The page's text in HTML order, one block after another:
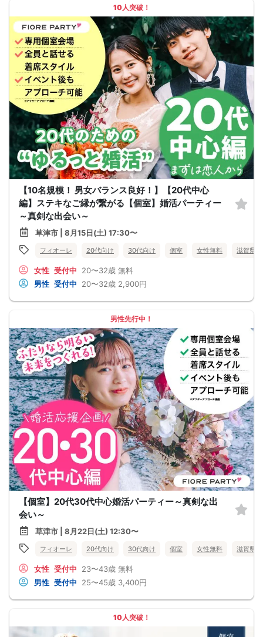
10人突破！
【10名規模！ 男女バランス良好！】【20代中心
編】ステキなご縁が繋がる【個室】婚活パーティー
～真剣な出会い～
草津市 | 8月15日(土) 17:30〜
フィオーレ 20代向け 30代向け 個室 女性無料 滋賀県
女性 受付中 20〜32歳 無料
男性 受付中 20〜32歳 2,900円
男性先行中！
【個室】20代30代中心婚活パーティー～真剣な出
会い～
草津市 | 8月22日(土) 12:30〜
フィオーレ 20代向け 30代向け 個室 女性無料 滋賀県
女性 受付中 23〜43歳 無料
男性 受付中 25〜45歳 3,400円
10人突破！